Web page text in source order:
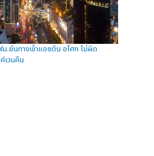
.ยันทางเข้าแอชตัน อโศก ไม่ผิด
เวนคืน